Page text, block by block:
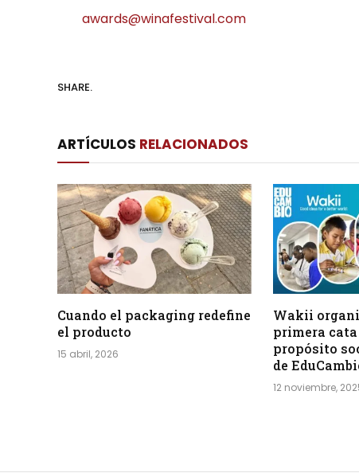
awards@winafestival.com
SHARE.
ARTÍCULOS RELACIONADOS
Cuando el packaging redefine
el producto
15 abril, 2026
Wakii
primera cata
propósito
de
12 noviembre,